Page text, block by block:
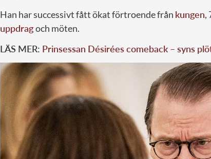
Han har successivt fått ökat förtroende från kungen,
uppdragoch möten.
LÄS MER: Prinsessan Désirées comeback – syns